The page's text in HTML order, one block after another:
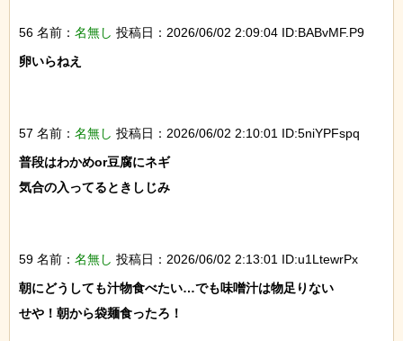
56 名前： 名無し 投稿日：2026/06/02 2:09:04 ID:BABvMF.P9
卵いらねえ
57 名前： 名無し 投稿日：2026/06/02 2:10:01 ID:5niYPFspq
普段はわかめor豆腐にネギ
気合の入ってるときしじみ
59 名前： 名無し 投稿日：2026/06/02 2:13:01 ID:u1LtewrPx
朝にどうしても汁物食べたい…でも味噌汁は物足りない
せや！朝から袋麺食ったろ！